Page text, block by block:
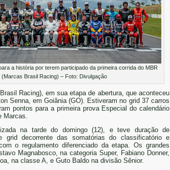
a história por terem participado da primeira corrida do MBR
(Marcas Brasil Racing) – Foto: Divulgação
Racing), em sua etapa de abertura, que aconteceu
Senna, em Goiânia (GO). Estiveram no grid 37 carros
pontos para a primeira prova Especial do calendário
Marcas.
na tarde do domingo (12), e teve duração de
grid decorrente das somatórias do classificatório e
o regulamento diferenciado da etapa. Os grandes
Magnabosco, na categoria Super, Fabiano Donner,
na classe A, e Guto Baldo na divisão Sênior.